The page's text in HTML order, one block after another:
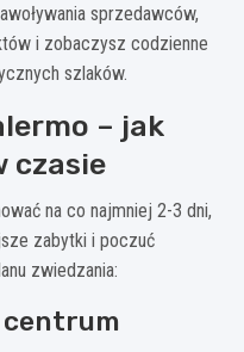
sprzedawców,
i zobaczysz codzienne
szlaków.
– jak
czasie
na co najmniej 2-3 dni,
zabytki i poczuć
zwiedzania:
centrum